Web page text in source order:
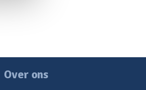
Over ons